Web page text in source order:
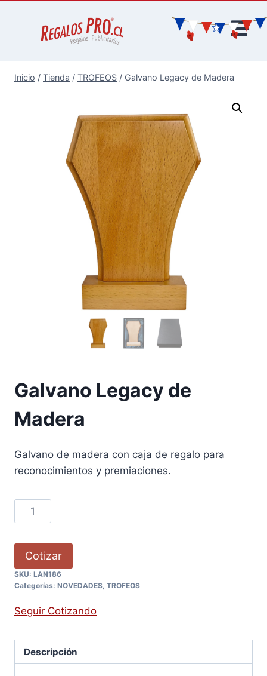
Inicio / Tienda / TROFEOS / Galvano Legacy de Madera
Galvano Legacy de
Madera
Galvano de madera con caja de regalo para
reconocimientos y premiaciones.
Cotizar
SKU: LAN186
Categorías: NOVEDADES, TROFEOS
Seguir Cotizando
Descripción